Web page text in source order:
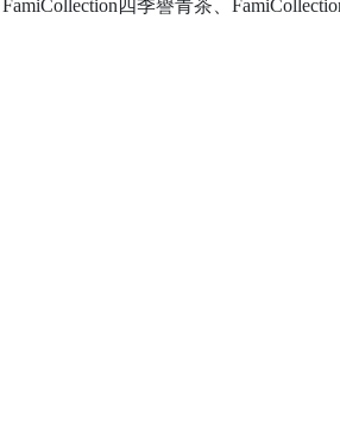
四季譽青茶、